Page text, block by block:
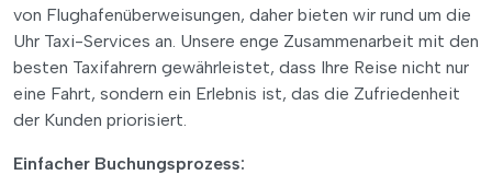
von Flughafenüberweisungen, daher bieten wir rund um die
Uhr Taxi-Services an. Unsere enge Zusammenarbeit mit den
besten Taxifahrern gewährleistet, dass Ihre Reise nicht nur
eine Fahrt, sondern ein Erlebnis ist, das die Zufriedenheit
der Kunden priorisiert.
Einfacher Buchungsprozess: